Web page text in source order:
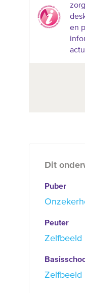
en
Dit
Puber
Peuter
Zelfbeeld
Zelfbeeld